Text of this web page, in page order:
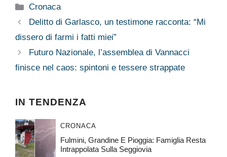
Categorie
Cronaca
Delitto di Garlasco, un testimone racconta: “Mi
dissero di farmi i fatti miei”
Futuro Nazionale, l’assemblea di Vannacci
finisce nel caos: spintoni e tessere strappate
IN TENDENZA
CRONACA
Fulmini, Grandine E Pioggia: Famiglia Resta
Intrappolata Sulla Seggiovia